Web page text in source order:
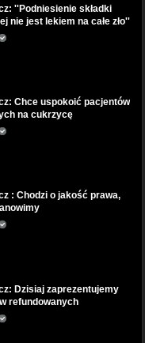
''Podniesienie składki
nie jest lekiem na całe zło''
Chce uspokoić pacjentów
na cukrzycę
: Chodzi o jakość prawa,
Dzisiaj zaprezentujemy
refundowanych